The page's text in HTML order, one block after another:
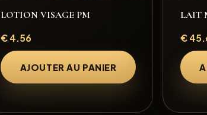
LOTION VISAGE PM
€ 4.56
AJOUTER AU PANIER
LAIT
€